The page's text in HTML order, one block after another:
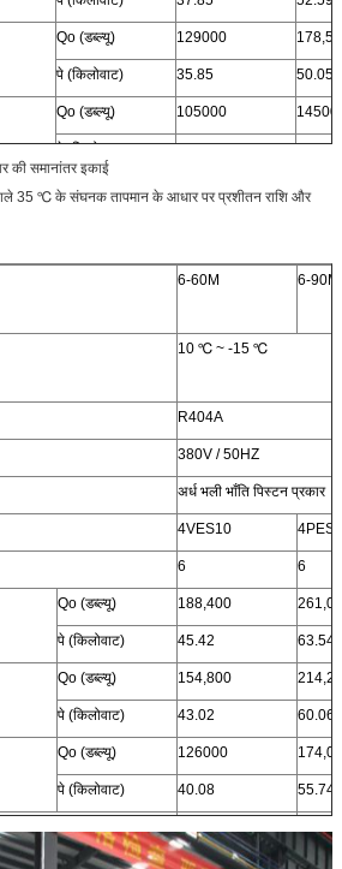
Qo (डब्ल्यू) 129000
पे (किलोवाट) 35.85 50.05
Qo (डब्ल्यू) 105000
पे (किलोवाट) 33.4 46.45
76
(मिमी) 57 57
(मिमी) 3102 3102
1800
की समानांतर इकाई
35 ℃ के संघनक तापमान के आधार पर प्रशीतन राशि और
6-60M 6-90M
10 ℃ ~ -15 ℃
R404A
380V / 50HZ
अर्ध भली भाँति पिस्टन प्रकार
4VES10
6 6
Qo (डब्ल्यू) 188,400
पे (किलोवाट) 45.42 63.54
Qo (डब्ल्यू) 154,800
पे (किलोवाट) 43.02 60.06
Qo (डब्ल्यू) 126000
पे (किलोवाट) 40.08 55.74
35 45